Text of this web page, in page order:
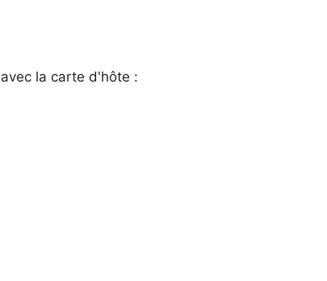
la carte d'hôte :